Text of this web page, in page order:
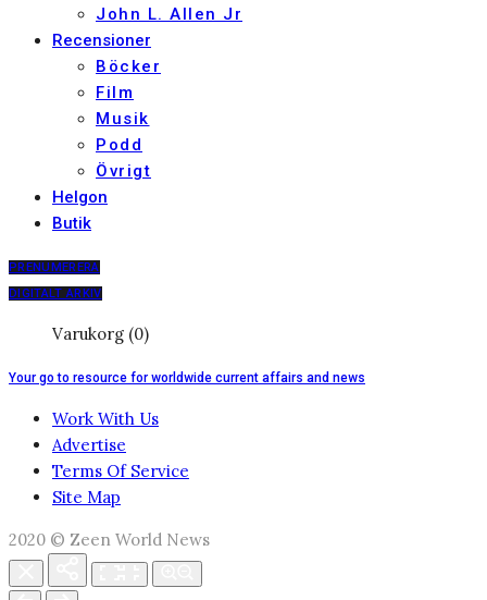
John L. Allen Jr
Recensioner
Böcker
Film
Musik
Podd
Övrigt
Helgon
Butik
PRENUMERERA
DIGITALT ARKIV
Varukorg (0)
Your go to resource for worldwide current affairs and news
Work With Us
Advertise
Terms Of Service
Site Map
2020 © Zeen World News